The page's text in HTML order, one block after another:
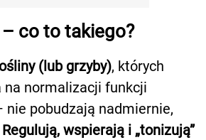
co to takiego?
(lub grzyby), których
na normalizacji funkcji
nie pobudzają nadmiernie,
Regulują, wspierają i „tonizują”